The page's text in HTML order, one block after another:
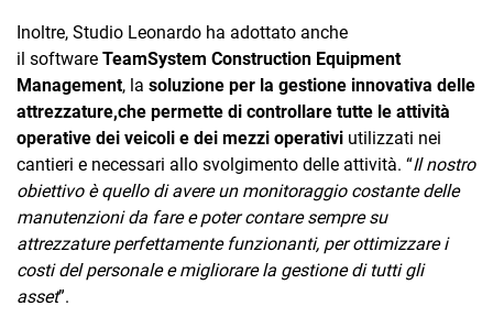
Inoltre, Studio Leonardo ha adottato anche
il software TeamSystem Construction Equipment
Management, la soluzione per la gestione innovativa delle
attrezzature,che permette di controllare tutte le attività
operative dei veicoli e dei mezzi operativi utilizzati nei
cantieri e necessari allo svolgimento delle attività. “Il nostro
obiettivo è quello di avere un monitoraggio costante delle
manutenzioni da fare e poter contare sempre su
attrezzature perfettamente funzionanti, per ottimizzare i
costi del personale e migliorare la gestione di tutti gli
asset”.